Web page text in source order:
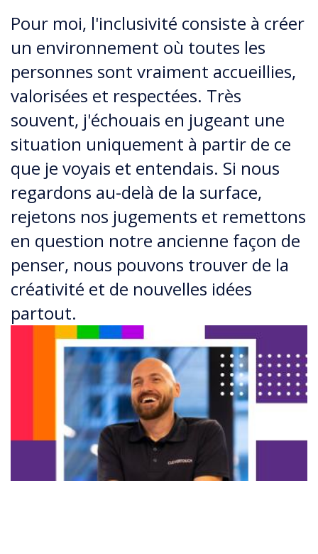
Pour moi, l'inclusivité consiste à créer
un environnement où toutes les
personnes sont vraiment accueillies,
valorisées et respectées. Très
souvent, j'échouais en jugeant une
situation uniquement à partir de ce
que je voyais et entendais. Si nous
regardons au-delà de la surface,
rejetons nos jugements et remettons
en question notre ancienne façon de
penser, nous pouvons trouver de la
créativité et de nouvelles idées
partout.